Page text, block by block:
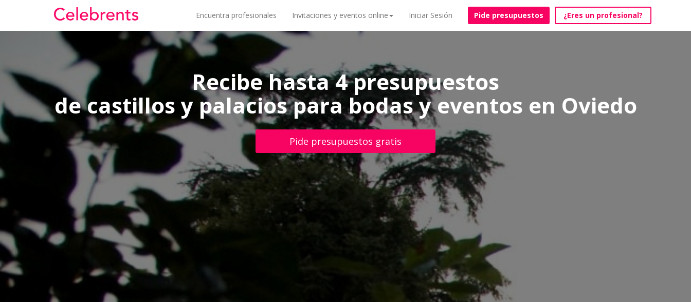
Encuentra profesionales Invitaciones y eventos online Iniciar Sesión Pide presupuestos ¿Eres un profesional?
Recibe hasta 4 presupuestos
de castillos y palacios para bodas y eventos en Oviedo
Pide presupuestos gratis